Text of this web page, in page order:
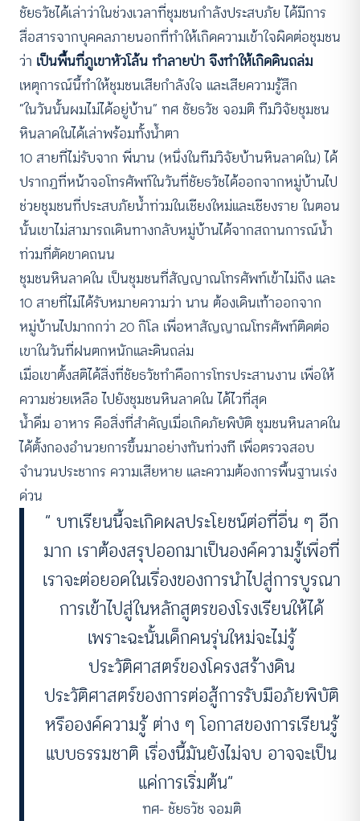
ชัยธวัชได้เล่าว่าในช่วงเวลาที่ชุมชนกำลังประสบภัย ได้มีการ
สื่อสารจากบุคคลภายนอกที่ทำให้เกิดความเข้าใจผิดต่อชุมชน
ว่า เป็นพื้นที่ภูเขาหัวโล้น ทำลายป่า จึงทำให้เกิดดินถล่ม
เหตุการณ์นี้ทำให้ชุมชนเสียกำลังใจ และเสียความรู้สึก
“ในวันนั้นผมไม่ได้อยู่บ้าน” ทศ ชัยธวัช จอมติ ทีมวิจัยชุมชน
หินลาดในได้เล่าพร้อมทั้งน้ำตา
10 สายที่ไม่รับจาก พี่นาน (หนึ่งในทีมวิจัยบ้านหินลาดใน) ได้
ปรากฏที่หน้าจอโทรศัพท์ในวันที่ชัยธวัชได้ออกจากหมู่บ้านไป
ช่วยชุมชนที่ประสบภัยน้ำท่วมในเชียงใหม่และเชียงราย ในตอน
นั้นเขาไม่สามารถเดินทางกลับหมู่บ้านได้จากสถานการณ์น้ำ
ท่วมที่ตัดขาดถนน
ชุมชนหินลาดใน เป็นชุมชนที่สัญญาณโทรศัพท์เข้าไม่ถึง และ
10 สายที่ไม่ได้รับหมายความว่า นาน ต้องเดินเท้าออกจาก
หมู่บ้านไปมากกว่า 20 กิโล เพื่อหาสัญญาณโทรศัพท์ติดต่อ
เขาในวันที่ฝนตกหนักและดินถล่ม
เมื่อเขาตั้งสติได้สิ่งที่ชัยธวัชทำคือการโทรประสานงาน เพื่อให้
ความช่วยเหลือ ไปยังชุมชนหินลาดใน ได้ไวที่สุด
น้ำดื่ม อาหาร คือสิ่งที่สำคัญเมื่อเกิดภัยพิบัติ ชุมชนหินลาดใน
ได้ตั้งกองอำนวยการขึ้นมาอย่างทันท่วงที เพื่อตรวจสอบ
จำนวนประชากร ความเสียหาย และความต้องการพื้นฐานเร่ง
ด่วน
“ บทเรียนนี้จะเกิดผลประโยชน์ต่อที่อื่น ๆ อีก
มาก เราต้องสรุปออกมาเป็นองค์ความรู้เพื่อที่
เราจะต่อยอดในเรื่องของการนําไปสู่การบูรณา
การเข้าไปสู่ในหลักสูตรของโรงเรียนให้ได้
เพราะฉะนั้นเด็กคนรุ่นใหม่จะไม่รู้
ประวัติศาสตร์ของโครงสร้างดิน
ประวัติศาสตร์ของการต่อสู้การรับมือภัยพิบัติ
หรือองค์ความรู้ ต่าง ๆ โอกาสของการเรียนรู้
แบบธรรมชาติ เรื่องนี้มันยังไม่จบ อาจจะเป็น
แค่การเริ่มต้น”
ทศ- ชัยธวัช จอมติ